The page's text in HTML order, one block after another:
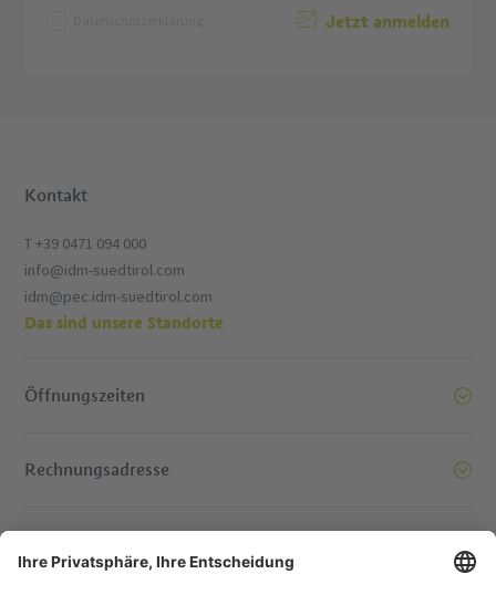
Jetzt anmelden
Kontakt
T +39 0471 094 000
info@idm-suedtirol.com
idm@pec.idm-suedtirol.com
Das sind unsere Standorte
Öffnungszeiten
Rechnungsadresse